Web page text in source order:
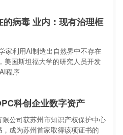
病毒 业内：现有治理框
家利用AI制造出自然界中不存在
美国斯坦福大学的研究人员开发
程序
科创企业数字资产
公司获苏州市知识产权保护中心
成为苏州首家取得该项证书的